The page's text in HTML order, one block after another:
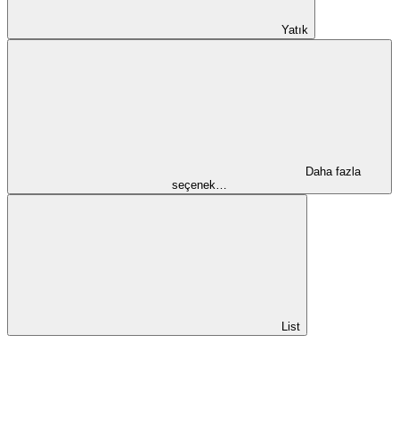
Yatık
Daha fazla
seçenek…
List